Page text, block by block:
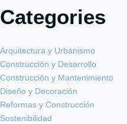
Categories
Arquitectura y Urbanismo
Construcción y Desarrollo
Construcción y Mantenimiento
Diseño y Decoración
Reformas y Construcción
Sostenibilidad